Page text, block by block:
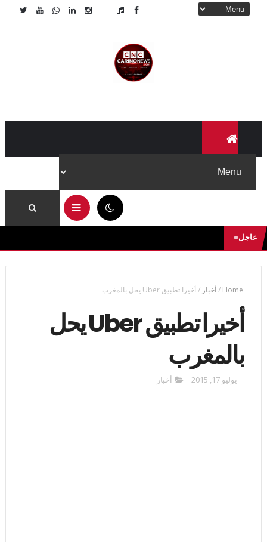
عاجل
Home
/أخبار / أخيرا تطبيق Uber يحل بالمغرب
أخيرا تطبيق Uber يحل
بالمغرب
يوليو 17, 2015 أخبار